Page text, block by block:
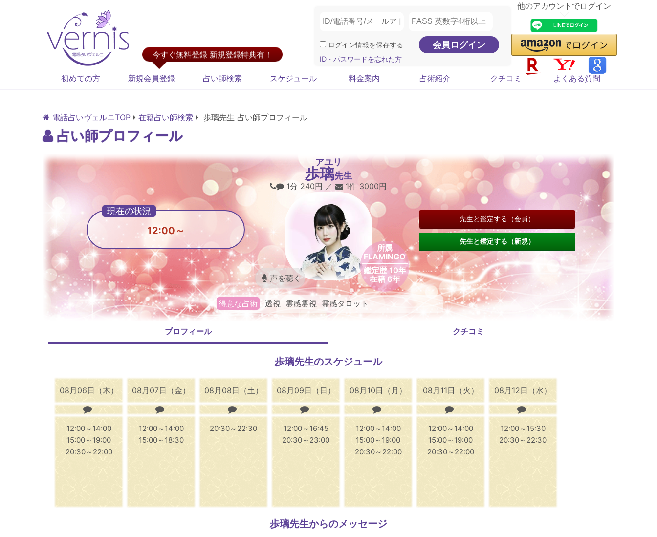
今すぐ無料登録 新規登録特典有！
ログイン情報を保存する
ID・パスワードを忘れた方
他のアカウントでログイン
初めての方 新規会員登録 占い師検索 スケジュール 料金案内 占術紹介 クチコミ よくある質問
電話占いヴェルニTOP 在籍占い師検索 歩璃先生 占い師プロフィール
占い師プロフィール
アユリ
歩璃先生
声を聴く
所属
FLAMINGO
鑑定歴 10年
在籍 6年
得意な占術 透視 霊感霊視 霊感タロット
1分 240円 ／ 1件 3000円
12:00～
先生と鑑定する（会員）
先生と鑑定する（新規）
プロフィール クチコミ
歩璃先生のスケジュール
08月06日（木）
12:00～14:00
15:00～19:00
20:30～22:00
08月07日（金）
12:00～14:00
15:00～18:30
08月08日（土）
20:30～22:30
08月09日（日）
12:00～16:45
20:30～23:00
08月10日（月）
12:00～14:00
15:00～19:00
20:30～22:00
08月11日（火）
12:00～14:00
15:00～19:00
20:30～22:00
08月12日（水）
12:00～15:30
20:30～22:30
歩璃先生からのメッセージ